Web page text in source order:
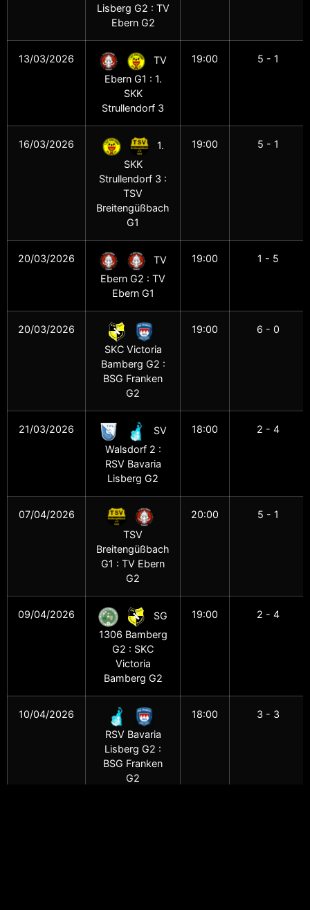
Lisberg G2 : TV
Ebern G2
13/03/2026
TV
Ebern G1 : 1.
SKK
Strullendorf 3
19:00 5 - 1
16/03/2026
1.
SKK
Strullendorf 3 :
TSV
Breitengüßbach
G1
19:00 5 - 1
20/03/2026
TV
Ebern G2 : TV
Ebern G1
19:00 1 - 5
20/03/2026
SKC Victoria
Bamberg G2 :
BSG Franken
G2
19:00 6 - 0
21/03/2026
SV
Walsdorf 2 :
RSV Bavaria
Lisberg G2
18:00 2 - 4
07/04/2026
TSV
Breitengüßbach
G1 : TV Ebern
G2
20:00 5 - 1
09/04/2026
SG
1306 Bamberg
G2 : SKC
Victoria
Bamberg G2
19:00 2 - 4
10/04/2026
RSV Bavaria
Lisberg G2 :
BSG Franken
G2
18:00 3 - 3